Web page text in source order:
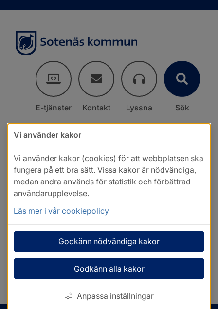
E-tjänster Kontakt Lyssna Sök
Vi använder kakor
Vi använder kakor (cookies) för att webbplatsen ska
fungera på ett bra sätt. Vissa kakor är nödvändiga,
medan andra används för statistik och förbättrad
användarupplevelse.
Läs mer i vår cookiepolicy
Godkänn nödvändiga kakor
Godkänn alla kakor
Anpassa inställningar